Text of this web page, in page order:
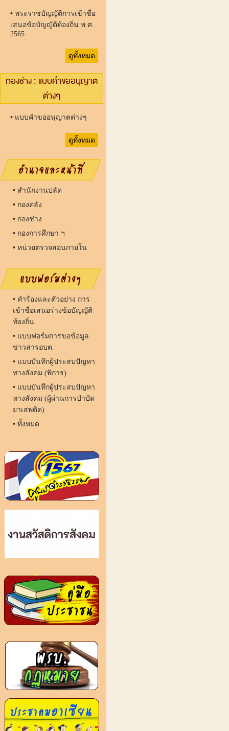
• พระราชบัญญัติการเข้าชื่อ
เสนอข้อบัญญัติท้องถิ่น พ.ศ.
2565
ดูทั้งหมด
กองช่าง : แบบคำขออนุญาต
ต่างๆ
• แบบคำขออนุญาตต่างๆ
ดูทั้งหมด
• สํานักงานปลัด
• กองคลัง
• กองช่าง
• กองการศึกษา ฯ
• หน่วยตรวจสอบภายใน
• คำร้องและตัวอย่าง การ
เข้าชื่อเสนอร่างข้อบัญญัติ
ท้องถิ่น
• แบบฟอร์มการขอข้อมูล
ข่าวสารอบต.
• แบบบันทึกผู้ประสบปัญหา
ทางสังคม (พิการ)
• แบบบันทึกผู้ประสบปัญหา
ทางสังคม (ผู้ผ่านการบำบัด
ยาเสพติด)
• ทั้งหมด